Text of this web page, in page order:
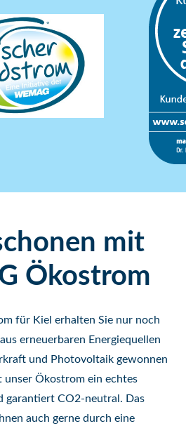
mit
Ökostrom
für Kiel erhalten Sie nur noch
erneuerbaren Energiequellen
und Photovoltaik gewonnen
Ökostrom ein echtes
garantiert CO2-neutral. Das
auch gerne durch eine